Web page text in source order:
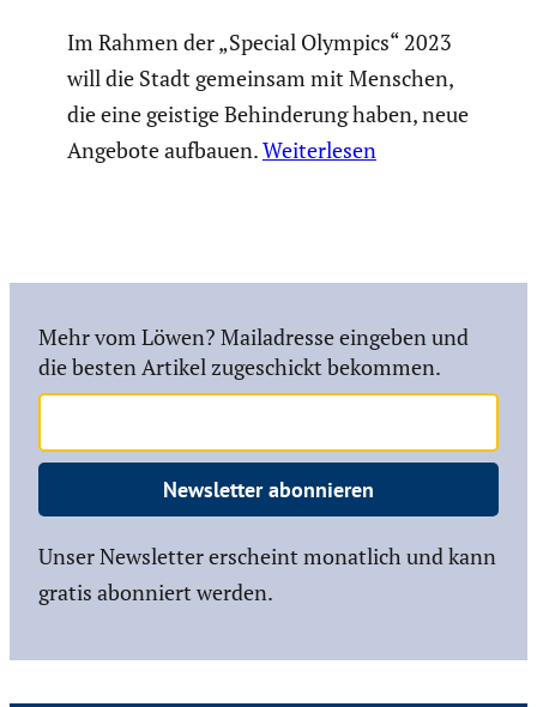
Im Rahmen der „Special Olympics“ 2023
will die Stadt gemeinsam mit Menschen,
die eine geistige Behinderung haben, neue
Angebote aufbauen.Weiterlesen
Mehr vom Löwen? Mailadresse eingeben und
die besten Artikel zugeschickt bekommen.
Newsletter abonnieren
Unser Newsletter erscheint monatlich und kann
gratis abonniert werden.